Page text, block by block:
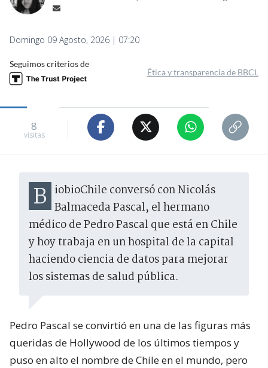
Domingo 09 Agosto, 2026 | 07:20
Seguimos criterios de
Ética y transparencia de BBCL
8
visitas
BiobioChile conversó con Nicolás Balmaceda Pascal, el hermano
médico de Pedro Pascal que está en Chile
y hoy trabaja en un hospital de la capital
haciendo ciencia de datos para mejorar
los sistemas de salud pública.
Pedro Pascal se convirtió en una de las figuras más
queridas de Hollywood de los últimos tiempos y
puso en alto el nombre de Chile en el mundo, pero